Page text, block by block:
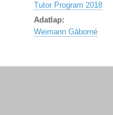
Tutor Program 2018
Adatlap:
Weimann Gáborné